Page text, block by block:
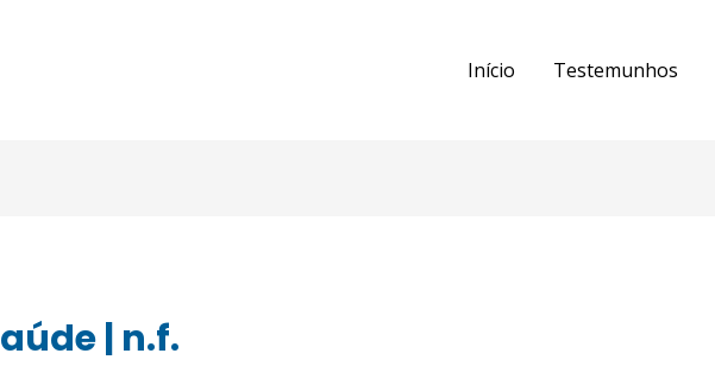
Início Testemunhos
| n.f.